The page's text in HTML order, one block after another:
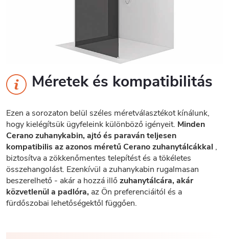
Méretek és kompatibilitás
Ezen a sorozaton belül széles méretválasztékot kínálunk,
hogy kielégítsük ügyfeleink különböző igényeit. Minden
Cerano zuhanykabin, ajtó és paraván teljesen
kompatibilis az azonos méretű Cerano zuhanytálcákkal ,
biztosítva a zökkenőmentes telepítést és a tökéletes
összehangolást. Ezenkívül a zuhanykabin rugalmasan
beszerelhető - akár a hozzá illő zuhanytálcára, akár
közvetlenül a padlóra, az Ön preferenciáitól és a
fürdőszobai lehetőségektől függően.